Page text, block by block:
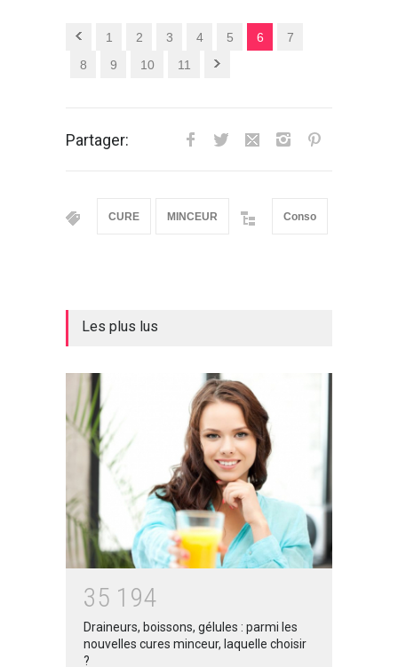
1 2 3 4 5 6
7
8
9 10 11
Partager:
CURE MINCEUR Conso
Les plus lus
35 1 94
Draineurs, boissons, gélules : parmi les
nouvelles cures minceur, laquelle choisir
?